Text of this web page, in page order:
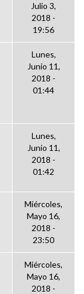
Julio 3,
2018 -
19:56
Lunes,
Junio 11,
2018 -
01:44
Lunes,
Junio 11,
2018 -
01:42
Miércoles,
Mayo 16,
2018 -
23:50
Miércoles,
Mayo 16,
2018 -